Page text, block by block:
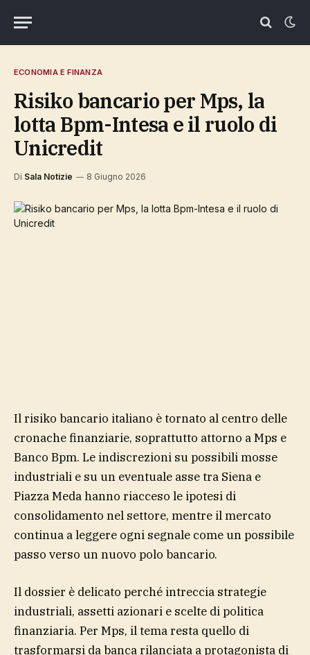
ECONOMIA E FINANZA
Risiko bancario per Mps, la
lotta Bpm-Intesa e il ruolo di
Unicredit
Di Sala Notizie 8 Giugno 2026
Il risiko bancario italiano è tornato al centro delle
cronache finanziarie, soprattutto attorno a Mps e
Banco Bpm. Le indiscrezioni su possibili mosse
industriali e su un eventuale asse tra Siena e
Piazza Meda hanno riacceso le ipotesi di
consolidamento nel settore, mentre il mercato
continua a leggere ogni segnale come un possibile
passo verso un nuovo polo bancario.
Il dossier è delicato perché intreccia strategie
industriali, assetti azionari e scelte di politica
finanziaria. Per Mps, il tema resta quello di
trasformarsi da banca rilanciata a protagonista di